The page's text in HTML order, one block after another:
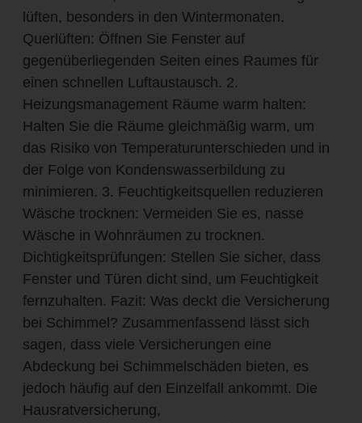
lüften, besonders in den Wintermonaten.
Querlüften: Öffnen Sie Fenster auf
gegenüberliegenden Seiten eines Raumes für
einen schnellen Luftaustausch. 2.
Heizungsmanagement Räume warm halten:
Halten Sie die Räume gleichmäßig warm, um
das Risiko von Temperaturunterschieden und in
der Folge von Kondenswasserbildung zu
minimieren. 3. Feuchtigkeitsquellen reduzieren
Wäsche trocknen: Vermeiden Sie es, nasse
Wäsche in Wohnräumen zu trocknen.
Dichtigkeitsprüfungen: Stellen Sie sicher, dass
Fenster und Türen dicht sind, um Feuchtigkeit
fernzuhalten. Fazit: Was deckt die Versicherung
bei Schimmel? Zusammenfassend lässt sich
sagen, dass viele Versicherungen eine
Abdeckung bei Schimmelschäden bieten, es
jedoch häufig auf den Einzelfall ankommt. Die
Hausratversicherung,